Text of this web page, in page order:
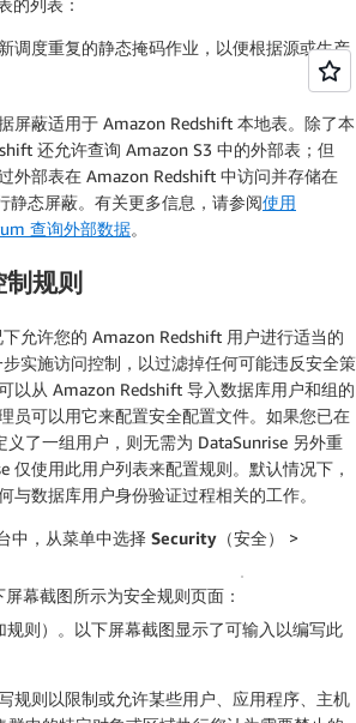
的列表：
调度重复的静态掩码作业，以便根据源或生产
屏蔽适用于 Amazon Redshift 本地表。除了本
还允许查询 Amazon S3 中的外部表；但
外部表在 Amazon Redshift 中访问并存储在
静态屏蔽。有关更多信息，请参阅使用
查询外部数据。
规则
允许您的 Amazon Redshift 用户进行适当的
实施访问控制，以过滤掉任何可能违反安全策
以从 Amazon Redshift 导入数据库用户和组的
员可以用它来配置安全配置文件。如果您已在
了一组用户，则无需为 DataSunrise 另外重
仅使用此用户列表来配置规则。默认情况下，
与数据库用户身份验证过程相关的工作。
中，从菜单中选择 Security（安全） >
屏幕截图所示为安全规则页面：
则）
。以下屏幕截图显示了可输入以编写此
规则以限制或允许某些用户、应用程序、主机